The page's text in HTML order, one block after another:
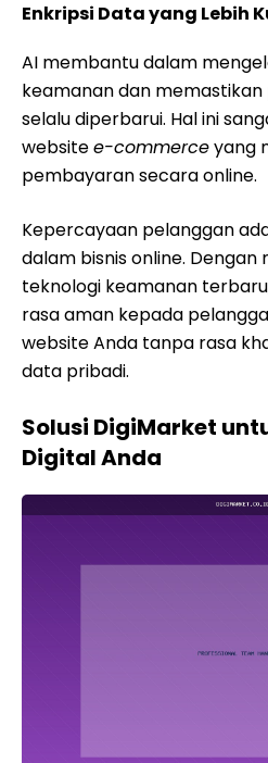
Enkripsi Data yang Lebih
AI membantu dalam
keamanan dan
selalu diperbarui. Hal ini
websitee-commerceyang
pembayaran secara online.
Kepercayaan pelanggan
dalam bisnis online. Dengan
teknologi keamanan
rasa aman kepada
website Anda tanpa rasa
data pribadi.
Solusi DigiMarket
Digital Anda